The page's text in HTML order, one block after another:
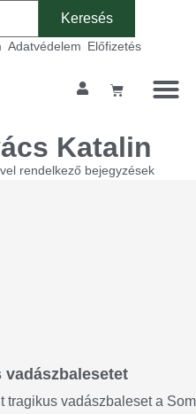
Adatvédelem Előfizetés
Katalin
rendelkező bejegyzések
tragikus vadászbaleset a